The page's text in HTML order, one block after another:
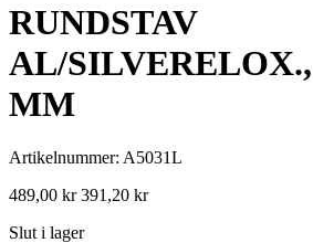
RUNDSTAV
AL/SILVERELOX.,
MM
Artikelnummer: A5031L
489,00 kr 391,20 kr
Slut i lager